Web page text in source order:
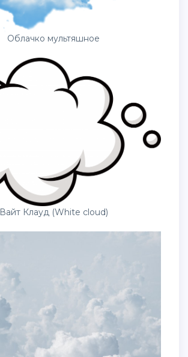
Облачко мультяшное
Вайт Клауд (White cloud)